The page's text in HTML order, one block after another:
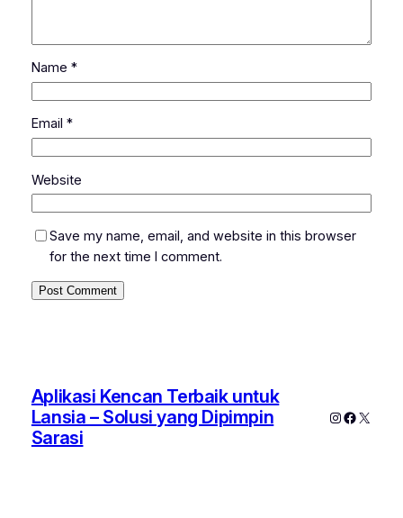
Name *
Email *
Website
Save my name, email, and website in this browser
for the next time I comment.
Aplikasi Kencan Terbaik untuk
Lansia – Solusi yang Dipimpin
Sarasi
Instagram
X